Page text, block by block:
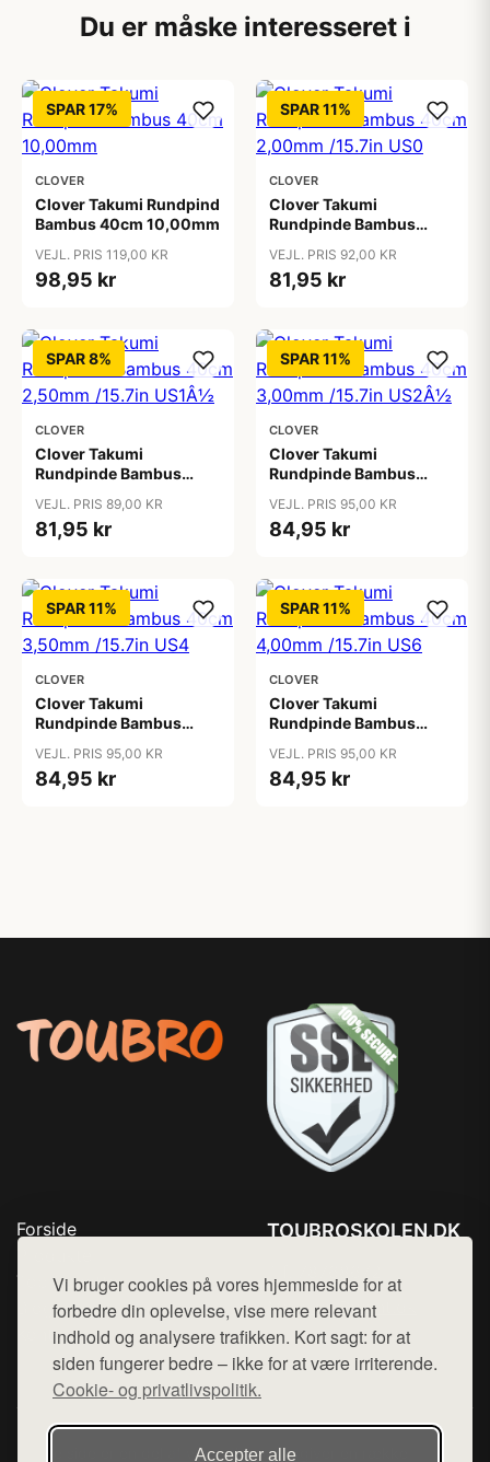
Vi bruger cookies på vores hjemmeside for at
forbedre din oplevelse, vise mere relevant
indhold og analysere trafikken. Kort sagt: for at
siden fungerer bedre – ikke for at være irriterende.
Cookie- og privatlivspolitik.
Accepter alle
Du er måske interesseret i
SPAR 17%
CLOVER
Clover Takumi Rundpind
Bambus 40cm 10,00mm
VEJL. PRIS 119,00 KR
98,95 kr
SPAR 11%
CLOVER
Clover Takumi
Rundpinde Bambus
US0
VEJL. PRIS 92,00 KR
81,95 kr
SPAR 8%
CLOVER
Clover Takumi
Rundpinde Bambus
US1Â½
VEJL. PRIS 89,00 KR
81,95 kr
SPAR 11%
CLOVER
Clover Takumi
Rundpinde Bambus
US2Â½
VEJL. PRIS 95,00 KR
84,95 kr
SPAR 11%
CLOVER
Clover Takumi
Rundpinde Bambus
US4
VEJL. PRIS 95,00 KR
84,95 kr
SPAR 11%
CLOVER
Clover Takumi
Rundpinde Bambus
US6
VEJL. PRIS 95,00 KR
84,95 kr
Forside
Top Rabatter
Blog
Kontakt
TOUBROSKOLEN.DK
Mail: hej@want.dk
Cookie- og privatlivspolitik
Denne side er en del af want.dk, der udgiver en række